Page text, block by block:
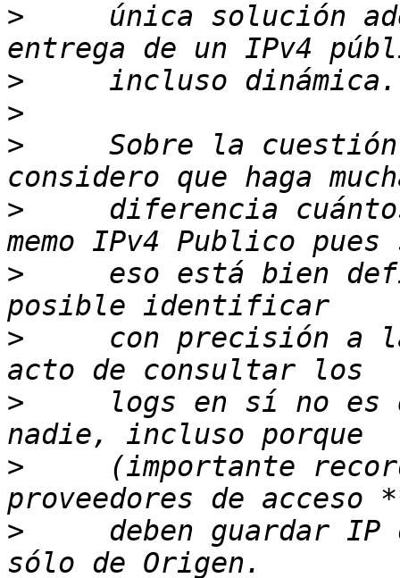
>
única solución
>
>
>
Sobre la
>
diferencia
>
eso está bien
>
con precisión a
>
logs en sí no es
>
(importante
>
deben guardar IP